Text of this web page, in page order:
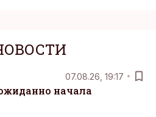
07.08.26, 19:17
начала